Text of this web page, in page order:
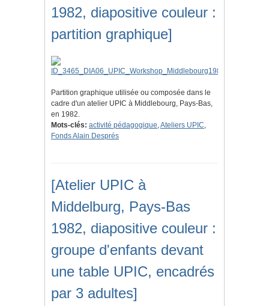
1982, diapositive couleur :
partition graphique]
Partition graphique utilisée ou composée dans le
cadre d'un atelier UPIC à Middlebourg, Pays-Bas,
en 1982.
Mots-clés: activité pédagogique,Ateliers UPIC,
Fonds Alain Després
[Atelier UPIC à
Middelburg, Pays-Bas
1982, diapositive couleur :
groupe d'enfants devant
une table UPIC, encadrés
par 3 adultes]